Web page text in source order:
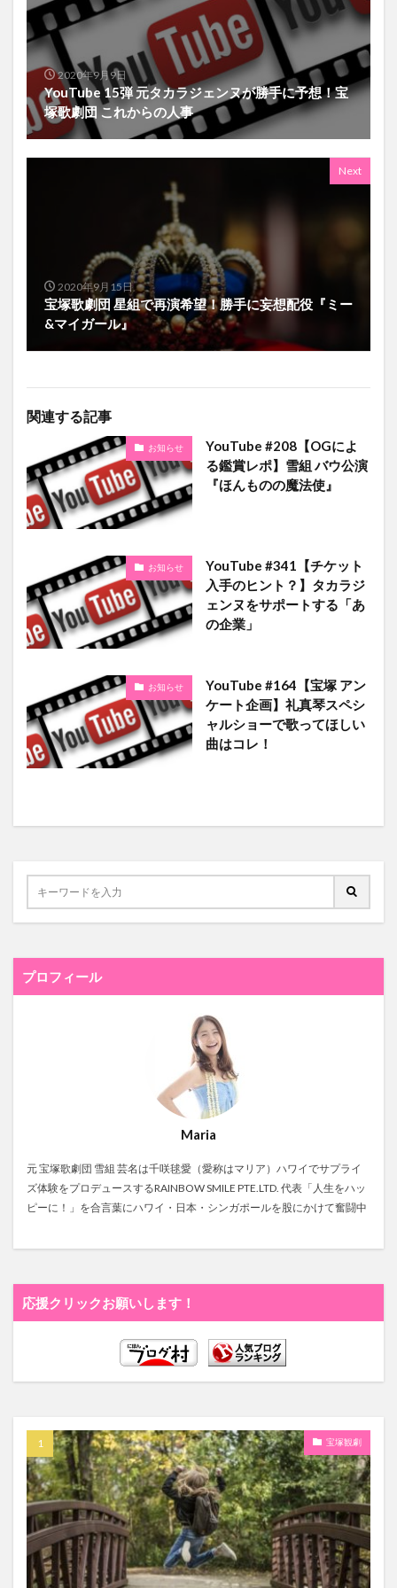
2020年9月9日
YouTube 15弾 元タカラジェンヌが勝手に予想！宝
塚歌劇団 これからの人事
Next
2020年9月15日
宝塚歌劇団 星組で再演希望！勝手に妄想配役『ミー
&マイガール』
関連する記事
お知らせ
YouTube #208【OGによ
る鑑賞レポ】雪組 バウ公演
『ほんものの魔法使』
お知らせ
YouTube #341【チケット
入手のヒント？】タカラジ
ェンヌをサポートする「あ
の企業」
お知らせ
YouTube #164【宝塚 アン
ケート企画】礼真琴スペシ
ャルショーで歌ってほしい
曲はコレ！
プロフィール
Maria
元 宝塚歌劇団 雪組 芸名は千咲毬愛（愛称はマリア）ハワイでサプライ
ズ体験をプロデュースするRAINBOW SMILE PTE.LTD. 代表「人生をハッ
ピーに！」を合言葉にハワイ・日本・シンガポールを股にかけて奮闘中
応援クリックお願いします！
宝塚観劇